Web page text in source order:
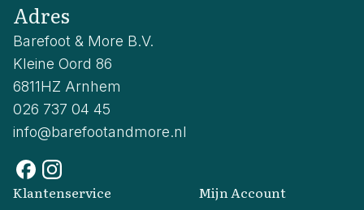
Adres
Barefoot & More B.V.
Kleine Oord 86
6811HZ Arnhem
026 737 04 45
info@barefootandmore.nl
Klantenservice Mijn Account